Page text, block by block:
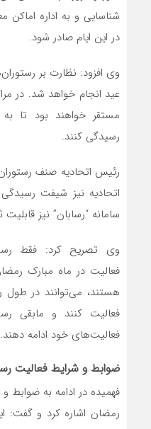
شناسایی و به اداره اماکن
در این ایام صادر شود.
وی افزود: نظارت بر
عید انجام خواهد شد. در
مستقر خواهند بود تا
رسیدگی کنند.
رئیس اتحادیه صنف
اتحادیه نیز شیفت
سامانه “رسابان” نیز
وی تصریح کرد: فقط
فعالیت در ماه مبارک
هستند، می‌توانند در
فعالیت کنند و مابقی
فعالیت‌های خود ادامه دهند.
ضوابط و شرایط فعالیت
فهمیده در ادامه به ضوابط
رمضان اشاره کرد و گفت: